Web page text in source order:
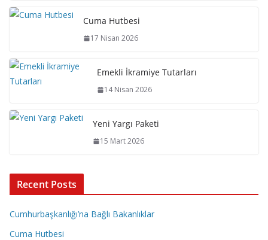
Cuma Hutbesi
17 Nisan 2026
Emekli İkramiye Tutarları
14 Nisan 2026
Yeni Yargı Paketi
15 Mart 2026
Recent Posts
Cumhurbaşkanlığı’na Bağlı Bakanlıklar
Cuma Hutbesi